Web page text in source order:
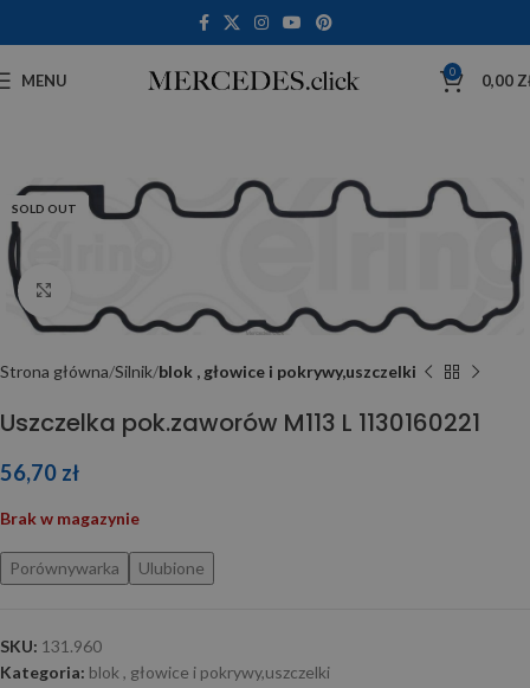
MENU 0 0,00
SOLD OUT
Strona główna Silnik blok , głowice i pokrywy,uszczelki
Uszczelka pok.zaworów M113 L 1130160221
56,70 zł
Brak w magazynie
Porównywarka Ulubione
SKU: 131.960
Kategoria: blok , głowice i pokrywy,uszczelki